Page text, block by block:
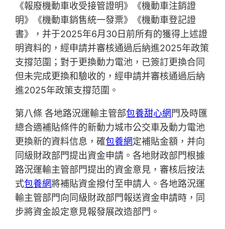
《報廢機動車收受接管證明》《機動車注銷證
明》《機動車銷售統一發票》《機動車登記證
書》，并于2025年6月30日前所有的獲得上述證
明資料的，經申請并審核通過后納進2025年政策
支撐范圍；對于更換動力電池，已簽訂更換合同
但未完成更換和驗收的，經申請并審核通過后納
進2025年政策支撐范圍。
第八條 各地路況運輸主管部包養甜心網 門及時匯
總合適補貼條件的新動力城市公交車及動力電池
更換新的資料信息，確包養網定補貼金額，并向
同級財政部門提出資金申請。各地財政部門根據
路況運輸主管部門提出的資金意見，審核后按法
式包養網將補貼資金撥付至申請人。各地路況運
輸主管部門向同級財政部門報送資金申請時，同
步將資金設定意見報發展改造部門。